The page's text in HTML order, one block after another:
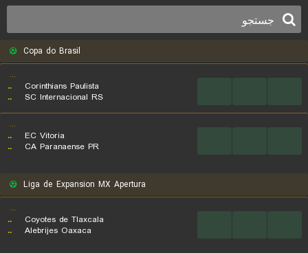
Copa do Brasil
...
..
Corinthians Paulista
..
SC Internacional RS
...
..
EC Vitoria
..
CA Paranaense PR
Liga de Expansion MX Apertura
...
..
Coyotes de Tlaxcala
..
Alebrijes Oaxaca